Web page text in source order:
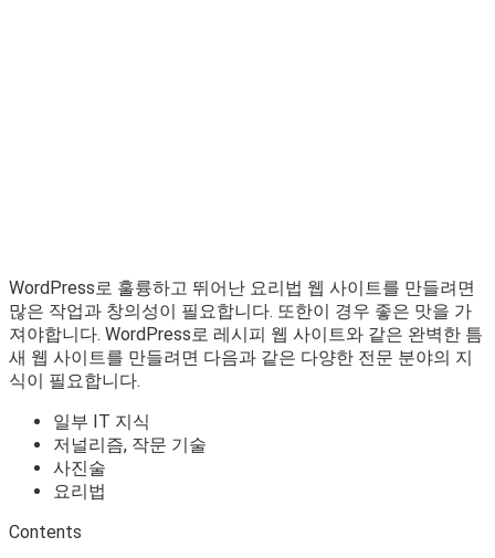
WordPress로 훌륭하고 뛰어난 요리법 웹 사이트를 만들려면
많은 작업과 창의성이 필요합니다. 또한이 경우 좋은 맛을 가
져야합니다. WordPress로 레시피 웹 사이트와 같은 완벽한 틈
새 웹 사이트를 만들려면 다음과 같은 다양한 전문 분야의 지
식이 필요합니다.
일부 IT 지식
저널리즘, 작문 기술
사진술
요리법
Contents